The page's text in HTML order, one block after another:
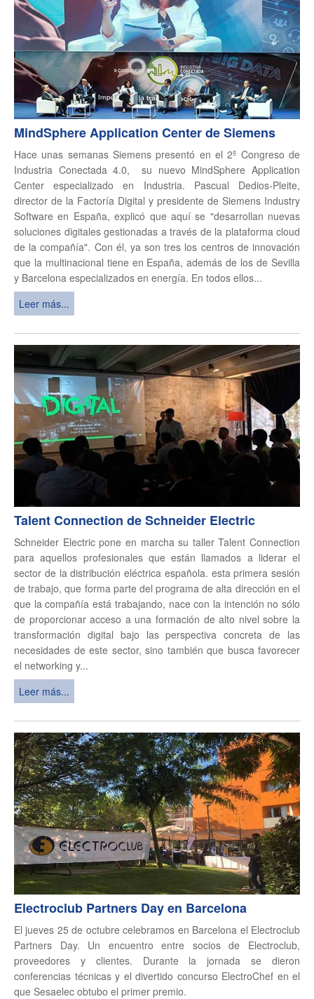
MindSphere Application Center de Siemens
Hace unas semanas Siemens presentó en el 2º Congreso de
Industria Conectada 4.0, su nuevo MindSphere Application
Center especializado en Industria. Pascual Dedios-Pleite,
director de la Factoría Digital y presidente de Siemens Industry
Software en España, explicó que aquí se "desarrollan nuevas
soluciones digitales gestionadas a través de la plataforma cloud
de la compañía". Con él, ya son tres los centros de innovación
que la multinacional tiene en España, además de los de Sevilla
y Barcelona especializados en energía. En todos ellos...
Leer más...
Talent Connection de Schneider Electric
Schneider Electric pone en marcha su taller Talent Connection
para aquellos profesionales que están llamados a liderar el
sector de la distribución eléctrica española. esta primera sesión
de trabajo, que forma parte del programa de alta dirección en el
que la compañía está trabajando, nace con la intención no sólo
de proporcionar acceso a una formación de alto nivel sobre la
transformación digital bajo las perspectiva concreta de las
necesidades de este sector, sino también que busca favorecer
el networking y...
Leer más...
Electroclub Partners Day en Barcelona
El jueves 25 de octubre celebramos en Barcelona el Electroclub
Partners Day. Un encuentro entre socios de Electroclub,
proveedores y clientes. Durante la jornada se dieron
conferencias técnicas y el divertido concurso ElectroChef en el
que Sesaelec obtubo el primer premio.